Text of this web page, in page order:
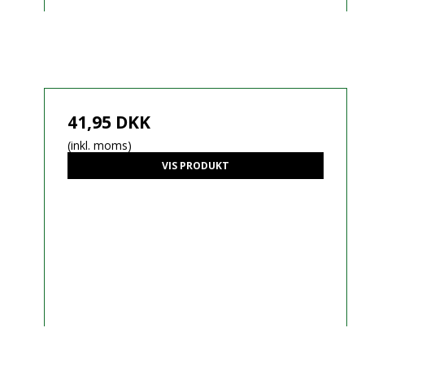
41,95 DKK
(inkl. moms)
VIS PRODUKT